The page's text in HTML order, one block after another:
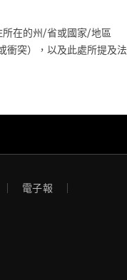
所在的州/省或國家/地區
衝突），以及此處所提及法
電子報